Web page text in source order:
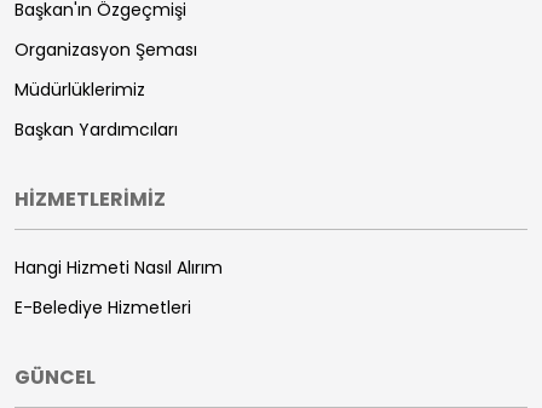
Başkan'ın Özgeçmişi
Organizasyon Şeması
Müdürlüklerimiz
Başkan Yardımcıları
HİZMETLERİMİZ
Hangi Hizmeti Nasıl Alırım
E-Belediye Hizmetleri
GÜNCEL